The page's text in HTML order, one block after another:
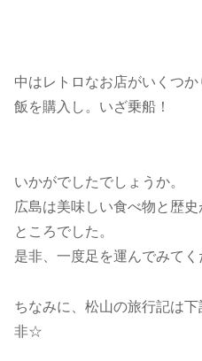
中はレトロなお店がいくつ
飯を購入し。いざ乗船！
いかがでしたでしょうか。
広島は美味しい食べ物と歴
ところでした。
是非、一度足を運んでみてく
ちなみに、松山の旅行記は
非☆